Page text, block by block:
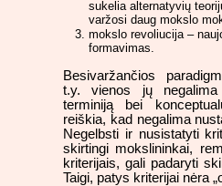
sukelia alternatyvių
varžosi daug mokslo
mokslo revoliucija –
formavimas.
Besivaržančios
t.y. vienos jų
terminiją bei
reiškia, kad negalima
Negelbsti ir nusistatyti
skirtingi mokslininkai,
kriterijais, gali padaryti
Taigi, patys kriterijai nėra